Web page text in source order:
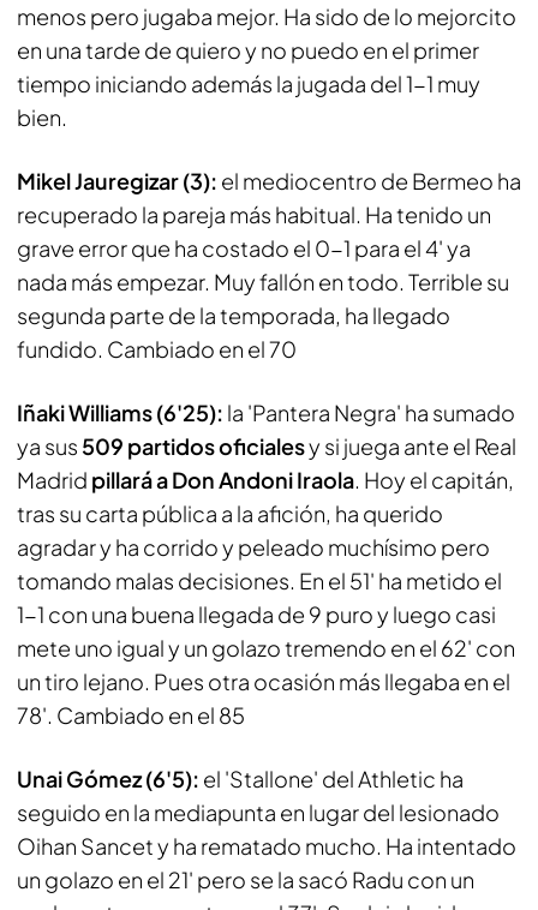
menos pero jugaba mejor. Ha sido de lo mejorcito
en una tarde de quiero y no puedo en el primer
tiempo iniciando además la jugada del 1-1 muy
bien.
Mikel Jauregizar (3): el mediocentro de Bermeo ha
recuperado la pareja más habitual. Ha tenido un
grave error que ha costado el 0-1 para el 4' ya
nada más empezar. Muy fallón en todo. Terrible su
segunda parte de la temporada, ha llegado
fundido. Cambiado en el 70
Iñaki Williams (6'25): la 'Pantera Negra' ha sumado
ya sus 509 partidos oficialesy si juega ante el Real
Madrid pillará a Don Andoni Iraola. Hoy el capitán,
tras su carta pública a la afición, ha querido
agradar y ha corrido y peleado muchísimo pero
tomando malas decisiones. En el 51' ha metido el
1-1 con una buena llegada de 9 puro y luego casi
mete uno igual y un golazo tremendo en el 62' con
un tiro lejano. Pues otra ocasión más llegaba en el
78'. Cambiado en el 85
Unai Gómez (6'5): el 'Stallone' del Athletic ha
seguido en la mediapunta en lugar del lesionado
Oihan Sancet y ha rematado mucho. Ha intentado
un golazo en el 21' pero se la sacó Radu con un